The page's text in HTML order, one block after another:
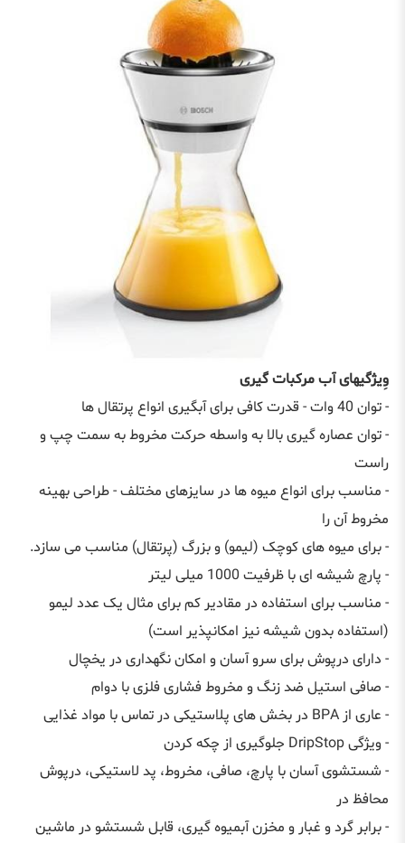
وِیژگیهای آب مرکبات گیری
- توان 40 وات - قدرت کافی برای آبگیری انواع پرتقال ها
- توان عصاره گیری بالا به واسطه حرکت مخروط به سمت چپ و
راست
- مناسب برای انواع ميوه ها در سايزهای مختلف - طراحی بهينه
مخروط آن را
- برای ميوه های کوچک (ليمو) و بزرگ (پرتقال) مناسب می سازد.
- پارچ شیشه ای با ظرفیت 1000 میلی ليتر
- مناسب برای استفاده در مقادیر کم برای مثال يک عدد لیمو
(استفاده بدون شیشه نیز امکانپذير است)
- دارای درپوش برای سرو آسان و امکان نگهداری در يخچال
- صافی استيل ضد زنگ و مخروط فشاری فلزی با دوام
- عاری از BPA در بخش های پلاستيکی در تماس با مواد غذايی
- ویژگی DripStop جلوگيری از چکه کردن
- شستشوی آسان با پارچ، صافی، مخروط، پد لاستیکی، درپوش
محافظ در
- برابر گرد و غبار و مخزن آبمیوه گیری، قابل شستشو در ماشین